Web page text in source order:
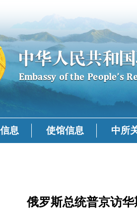
息 使馆信息 中所
俄罗斯总统普京访